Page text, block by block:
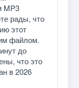
MP3
рады, что
этот
файлом.
до
что это
в 2026